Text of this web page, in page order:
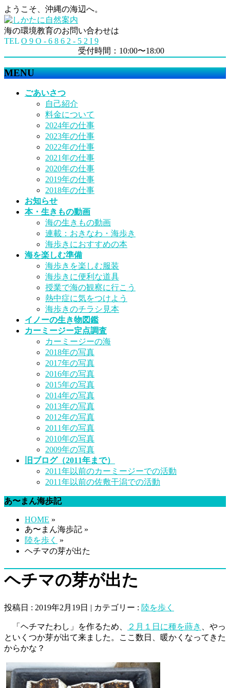
ようこそ、沖縄の海辺へ。
海の環境教育のお問い合わせは
TEL O 9 O - 6 8 6 2 - 5 2 I 9
受付時間：10:00〜18:00
MENU
ごあいさつ
自己紹介
料金について
2024年の仕事
2023年の仕事
2022年の仕事
2021年の仕事
2020年の仕事
2019年の仕事
2018年の仕事
お知らせ
本・生きもの動画
海の生きもの動画
連載：おきなわ・海歩き
海歩きにおすすめの本
海を楽しむ準備
海歩きを楽しむ服装
海歩きに便利な道具
授業で海の観察に行こう
熱中症に気をつけよう
海歩きのチラシ見本
イノーの生き物図鑑
カーミージー定点調査
カーミージーの海
2018年の写真
2017年の写真
2016年の写真
2015年の写真
2014年の写真
2013年の写真
2012年の写真
2011年の写真
2010年の写真
2009年の写真
旧ブログ（2011年まで）
2011年以前のカーミージーでの活動
2011年以前の佐敷干潟での活動
あ〜まん海歩記
HOME »
あ〜まん海歩記 »
陸を歩く
»
ヘチマの芽が出た
ヘチマの芽が出た
投稿日 : 2019年2月19日 | カテゴリー : 陸を歩く
「ヘチマたわし」を作るため、 ２月１日に種を蒔き
、やっ
といくつか芽が出て来ました。ここ数日、暖かくなってきた
からかな？